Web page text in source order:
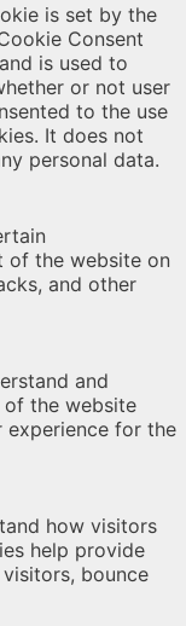
is set by the
Consent
is used to
or not user
to the use
It does not
personal data.
of the website on
and other
and
of the website
experience for the
how visitors
help provide
bounce